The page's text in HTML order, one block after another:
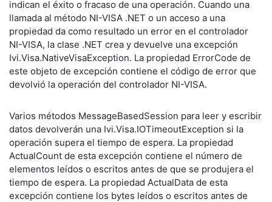
indican el éxito o fracaso de una operación. Cuando una
llamada al método NI-VISA .NET o un acceso a una
propiedad da como resultado un error en el controlador
NI-VISA, la clase .NET crea y devuelve una excepción
Ivi.Visa.NativeVisaException. La propiedad ErrorCode de
este objeto de excepción contiene el código de error que
devolvió la operación del controlador NI-VISA.
Varios métodos MessageBasedSession para leer y escribir
datos devolverán una Ivi.Visa.IOTimeoutException si la
operación supera el tiempo de espera. La propiedad
ActualCount de esta excepción contiene el número de
elementos leídos o escritos antes de que se produjera el
tiempo de espera. La propiedad ActualData de esta
excepción contiene los bytes leídos o escritos antes de